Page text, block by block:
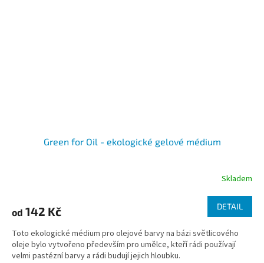
Green for Oil - ekologické gelové médium
Skladem
od 142 Kč DETAIL
Toto ekologické médium pro olejové barvy na bázi světlicového
oleje bylo vytvořeno především pro umělce, kteří rádi používají
velmi pastézní barvy a rádi budují jejich hloubku.